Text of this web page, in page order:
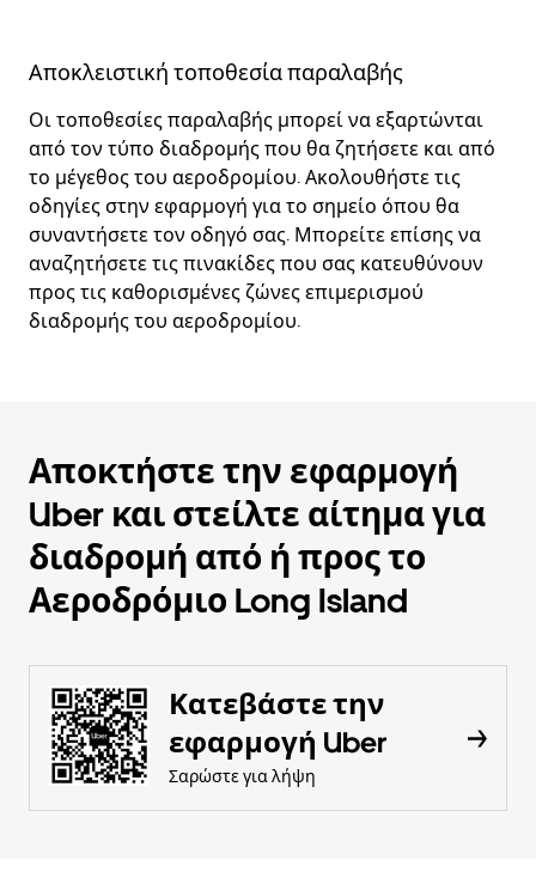
Αποκλειστική τοποθεσία παραλαβής
Οι τοποθεσίες παραλαβής μπορεί να εξαρτώνται
από τον τύπο διαδρομής που θα ζητήσετε και από
το μέγεθος του αεροδρομίου. Ακολουθήστε τις
οδηγίες στην εφαρμογή για το σημείο όπου θα
συναντήσετε τον οδηγό σας. Μπορείτε επίσης να
αναζητήσετε τις πινακίδες που σας κατευθύνουν
προς τις καθορισμένες ζώνες επιμερισμού
διαδρομής του αεροδρομίου.
Αποκτήστε την εφαρμογή
Uber και στείλτε αίτημα για
διαδρομή από ή προς το
Αεροδρόμιο Long Island
Κατεβάστε την
εφαρμογή Uber
Σαρώστε για λήψη